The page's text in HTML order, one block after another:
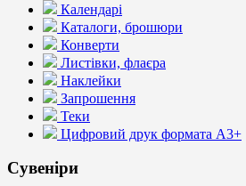
Календарі
Каталоги, брошюри
Конверти
Листівки, флаєра
Наклейки
Запрошення
Теки
Цифровий друк формата А3+
Сувеніри